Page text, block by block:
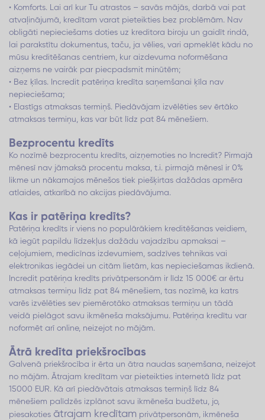
• Komforts. Lai arī kur Tu atrastos – savās mājās, darbā vai pat
atvaļinājumā, kredītam varat pieteikties bez problēmām. Nav
obligāti nepieciešams doties uz kreditora biroju un gaidīt rindā,
lai parakstītu dokumentus, taču, ja vēlies, vari apmeklēt kādu no
mūsu kreditēšanas centriem, kur aizdevuma noformēšana
aizņems ne vairāk par piecpadsmit minūtēm;
• Bez ķīlas. Incredit patēriņa kredīta saņemšanai ķīla nav
nepieciešama;
• Elastīgs atmaksas termiņš. Piedāvājam izvēlēties sev ērtāko
atmaksas termiņu, kas var būt līdz pat 84 mēnešiem.
Bezprocentu kredīts
Ko nozīmē bezprocentu kredīts, aizņemoties no Incredit? Pirmajā
mēnesī nav jāmaksā procentu maksa, t.i. pirmajā mēnesī ir 0%
likme un nākamajos mēnešos tiek piešķirtas dažādas apmēra
atlaides, atkarībā no akcijas piedāvājuma.
Kas ir patēriņa kredīts?
Patēriņa kredīts ir viens no populārākiem kreditēšanas veidiem,
kā iegūt papildu līdzekļus dažādu vajadzību apmaksai –
ceļojumiem, medicīnas izdevumiem, sadzīves tehnikas vai
elektronikas iegādei un citām lietām, kas nepieciešamas ikdienā.
Incredit patēriņa kredīts privātpersonām ir līdz 15 000€ ar ērtu
atmaksas termiņu līdz pat 84 mēnešiem, tas nozīmē, ka katrs
varēs izvēlēties sev piemērotāko atmaksas termiņu un tādā
veidā pielāgot savu ikmēneša maksājumu. Patēriņa kredītu var
noformēt arī online, neizejot no mājām.
Ātrā kredīta priekšrocības
Galvenā priekšrocība ir ērta un ātra naudas saņemšana, neizejot
no mājām. Ātrajam kredītam var pieteikties internetā līdz pat
15000 EUR. Kā arī piedāvātais atmaksas termiņš līdz 84
mēnešiem palīdzēs izplānot savu ikmēneša budžetu, jo,
piesakoties ātrajam kredītam privātpersonām, ikmēneša